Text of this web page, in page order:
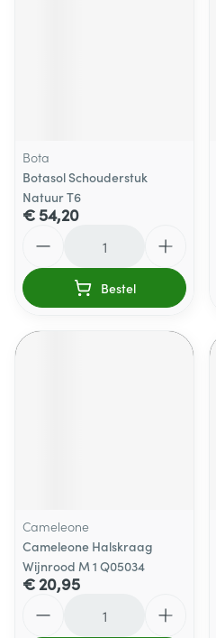
Bota
Botasol Schouderstuk
Natuur T6
€ 54,20
Bestel
Cameleone
Cameleone Halskraag
Wijnrood M 1 Q05034
€ 20,95